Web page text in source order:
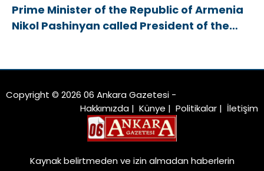
Prime Minister of the Republic of Armenia
Nikol Pashinyan called President of the
Copyright © 2026 06 Ankara Gazetesi -
Hakkımızda | Künye | Politikalar | İletişim
Kaynak belirtmeden ve izin almadan haberlerin